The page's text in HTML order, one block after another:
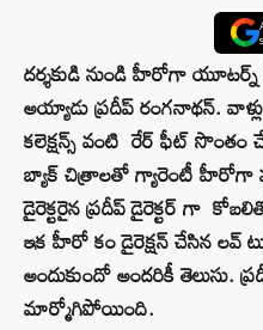
దర్శకుడి నుండి హీరోగా
అయ్యాడు ప్రదీప్ రంగనాథన్.
కలెక్షన్స్ వంటి రేర్ ఫీట్ సొంతం
బ్యాక్ చిత్రాలతో గ్యారెంటీ హీరోగా
డైరెక్టరైన ప్రదీప్ డైరెక్టర్ గా
ఇక హీరో కం డైరెక్షన్ చేసిన లవ్
అందుకుందో అందరికీ తెలుసు.
మార్మోగిపోయింది.